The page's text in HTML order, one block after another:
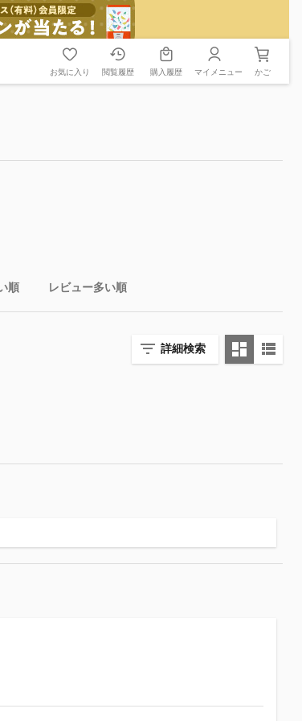
お気に入り 閲覧履歴 購入履歴 マイメニュー かご
順 レビュー多い順
詳細検索